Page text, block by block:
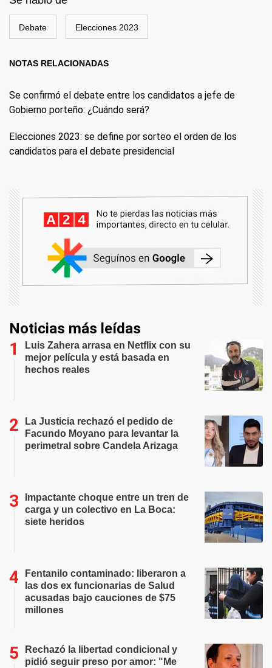
Debate Elecciones 2023
NOTAS RELACIONADAS
Se confirmó el debate entre los candidatos a jefe de
Gobierno porteño: ¿Cuándo será?
Elecciones 2023: se define por sorteo el orden de los
candidatos para el debate presidencial
Noticias más leídas
Luis Zahera arrasa en Netflix con su
mejor película y está basada en
hechos reales
La Justicia rechazó el pedido de
Facundo Moyano para levantar la
perimetral sobre Candela Arizaga
Impactante choque entre un tren de
carga y un colectivo en La Boca:
siete heridos
Fentanilo contaminado: liberaron a
las dos ex funcionarias de Salud
acusadas bajo cauciones de $75
millones
Rechazó la libertad condicional y
pidió seguir preso por amor: "Me